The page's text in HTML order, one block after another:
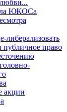
ЮКОСа
либерализовать
право
акции